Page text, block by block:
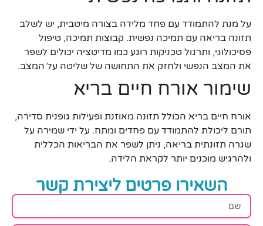
על מנת להתמודד עם פחד מלידה בצורה מיטבית, יש לשלב
תזונה בריאה עם תמיכה נפשית. קבוצות תמיכה, טיפול
פסיכולוגי, ותרגול טכניקות רוגע כמו מדיטציה יכולים לשפר
את המצב הנפשי ולחזק את התחושה של שליטה על המצב.
שימור אורח חיים בריא
אורח חיים בריא הכולל תזונה מאוזנת ופעילות גופנית סדירה,
תורם ליכולת להתמודד עם פחדים ומתח. על ידי שמירה על
שגרה תזונתית בריאה, ניתן לשפר את הבריאות הכללית
ולהרגיש מוכנים יותר לקראת הלידה.
השאירו פרטים ליצירת קשר